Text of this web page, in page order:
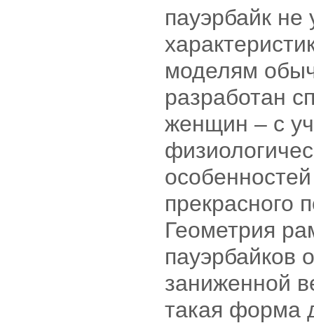
пауэрбайк не
моделям
разработан
женщин – с
прекрасного
Геометрия
пауэрбайков
заниженной
такая форма